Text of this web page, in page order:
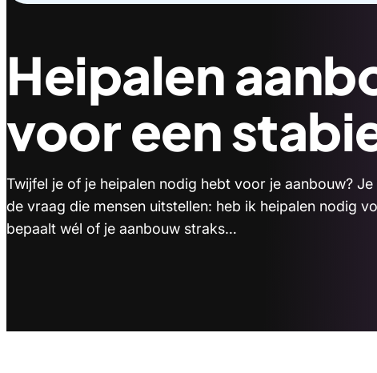
Heipalen
voor een
Twijfel je of je heipalen nodig hebt voor je aanbouw?
de vraag die mensen uitstellen: heb ik heipalen nodig
bepaalt wél of je aanbouw straks…